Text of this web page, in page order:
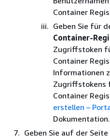
Container
Geben Sie für
Container-
Zugriffstoken
Container
Informationen
Zugriffstokens
Container
erstellen –
Dokumentation.
Geben Sie auf der Seite